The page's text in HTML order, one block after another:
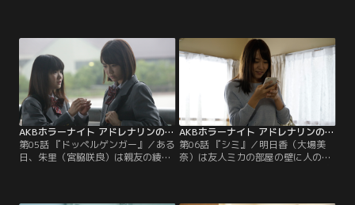
は「生もの」と書いてあり、時間が
経つにつれ異様な匂いがしてきた。
深夜になると箱が“ガサッ”と動い
た！段ボールの中身が気になった杏
奈はおそるおそる箱を開けようとす
るが、中から出てきたものはなん
と…。
かけてしまったのだという。彼の亡
くなった恋人への想いに同情した希
は、彼の話を聞いてあげる。しか
し、翌日の深夜また電話のベルが鳴
る。電話に出ないでいると、なぜか
その受話器が上がり、死んだはずの
女の声が聞こえてきて…。
AKBホラーナイト アドレナリンの夜 第05話
第05話 『ドッペルゲンガー』／ある
日、朱里（宮脇咲良）は親友の綾香
AKBホラーナイト アドレナリンの夜 第06話
第06話 『シミ』／明日香（大場美
奈）は友人ミカの部屋の壁に人の顔